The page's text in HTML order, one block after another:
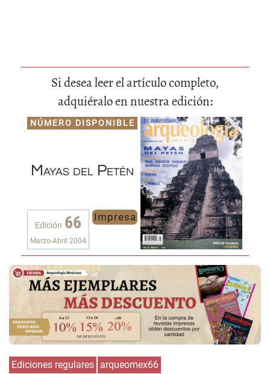
Si desea leer el artículo completo,
adquiéralo en nuestra edición:
NÚMERO DISPONIBLE
Mayas del Petén
Edición 66
Marzo-Abril 2004
Impresa
Ediciones regulares arqueomex66